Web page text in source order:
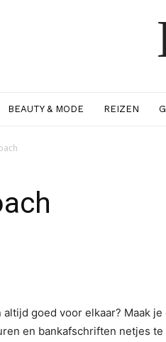
BEAUTY & MODE REIZEN
goed voor elkaar? Maak
en bankafschriften netjes